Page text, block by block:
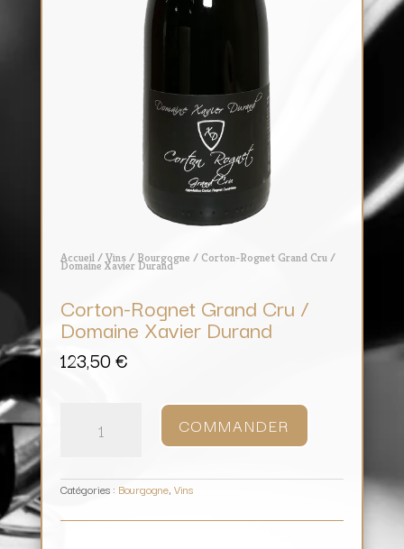
Accueil/Vins/ Bourgogne / Corton-Rognet Grand Cru /
Domaine Xavier Durand
Corton-Rognet Grand Cru /
Domaine Xavier Durand
123,50€
Durand
COMMANDER
Catégories : Bourgogne, Vins